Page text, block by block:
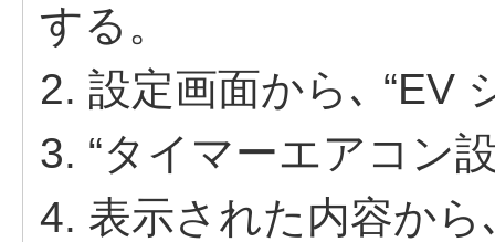
する。
2. 設定画⾯から､ “EV
3. “タイマーエアコン
4. 表⽰された内容か